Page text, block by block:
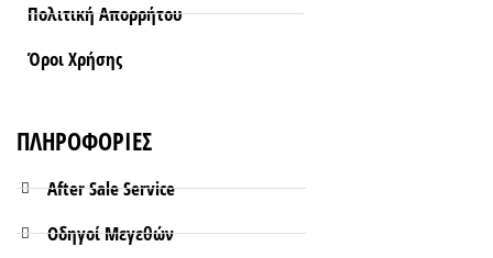
ΠΛΗΡΟΦΟΡΙΕΣ
After Sale Service
Οδηγοί Μεγεθών
Πολιτική Απορρήτου
Όροι Xρήσης